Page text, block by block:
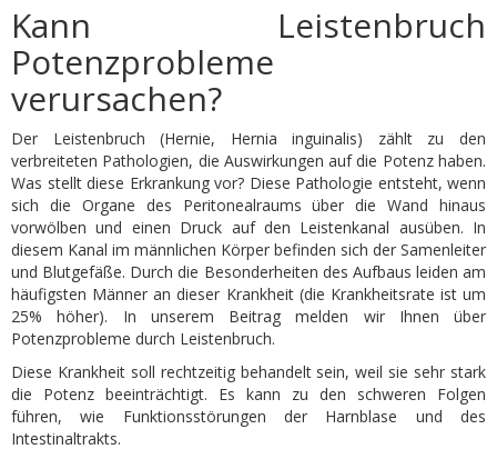
Kann Leistenbruch
Potenzprobleme
verursachen?
Der Leistenbruch (Hernie, Hernia inguinalis) zählt zu den
verbreiteten Pathologien, die Auswirkungen auf die Potenz haben.
Was stellt diese Erkrankung vor? Diese Pathologie entsteht, wenn
sich die Organe des Peritonealraums über die Wand hinaus
vorwölben und einen Druck auf den Leistenkanal ausüben. In
diesem Kanal im männlichen Körper befinden sich der Samenleiter
und Blutgefäße. Durch die Besonderheiten des Aufbaus leiden am
häufigsten Männer an dieser Krankheit (die Krankheitsrate ist um
25% höher). In unserem Beitrag melden wir Ihnen über
Potenzprobleme durch Leistenbruch.
Diese Krankheit soll rechtzeitig behandelt sein, weil sie sehr stark
die Potenz beeinträchtigt. Es kann zu den schweren Folgen
führen, wie Funktionsstörungen der Harnblase und des
Intestinaltrakts.